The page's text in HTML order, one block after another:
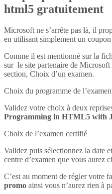
html5 gratuitement
Microsoft ne s’arrête pas là, il
en utilisant simplement un coupon
Comme il est mentionné sur la
sur le site partenaire de Microsoft
section, Choix d’un examen.
Choix du programme de l’examen
Validez votre choix à deux
Programming in HTML5 with
Choix de l’examen certifié
Validez puis sélectionnez la date
centre d’examen que vous aurez
C’est au moment de régler votre
promo ainsi vous n’aurez rien à